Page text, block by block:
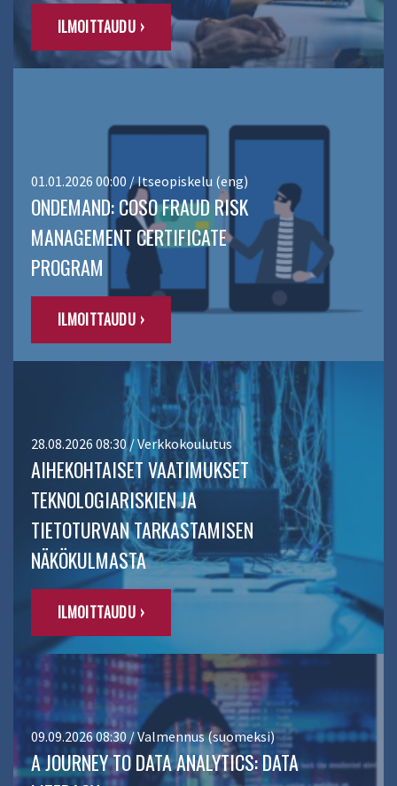
ILMOITTAUDU ›
01.01.2026 00:00 / Itseopiskelu (eng)
ONDEMAND: COSO FRAUD RISK
MANAGEMENT CERTIFICATE
PROGRAM
ILMOITTAUDU ›
28.08.2026 08:30 / Verkkokoulutus
AIHEKOHTAISET VAATIMUKSET
TEKNOLOGIARISKIEN JA
TIETOTURVAN TARKASTAMISEN
NÄKÖKULMASTA
ILMOITTAUDU ›
09.09.2026 08:30 / Valmennus (suomeksi)
A JOURNEY TO DATA ANALYTICS: DATA